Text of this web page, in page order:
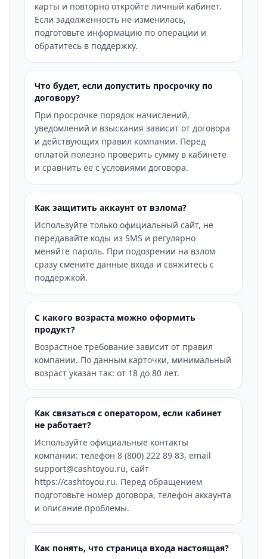
карты и повторно откройте личный кабинет.
Если задолженность не изменилась,
подготовьте информацию по операции и
обратитесь в поддержку.
Что будет, если допустить просрочку по
договору?
При просрочке порядок начислений,
уведомлений и взыскания зависит от договора
и действующих правил компании. Перед
оплатой полезно проверить сумму в кабинете
и сравнить ее с условиями договора.
Как защитить аккаунт от взлома?
Используйте только официальный сайт, не
передавайте коды из SMS и регулярно
меняйте пароль. При подозрении на взлом
сразу смените данные входа и свяжитесь с
поддержкой.
С какого возраста можно оформить
продукт?
Возрастное требование зависит от правил
компании. По данным карточки, минимальный
возраст указан так: от 18 до 80 лет.
Как связаться с оператором, если кабинет
не работает?
Используйте официальные контакты
компании: телефон 8 (800) 222 89 83, email
support@cashtoyou.ru, сайт
https://cashtoyou.ru. Перед обращением
подготовьте номер договора, телефон аккаунта
и описание проблемы.
Как понять, что страница входа настоящая?